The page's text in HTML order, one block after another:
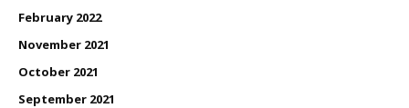
February 2022
November 2021
October 2021
September 2021